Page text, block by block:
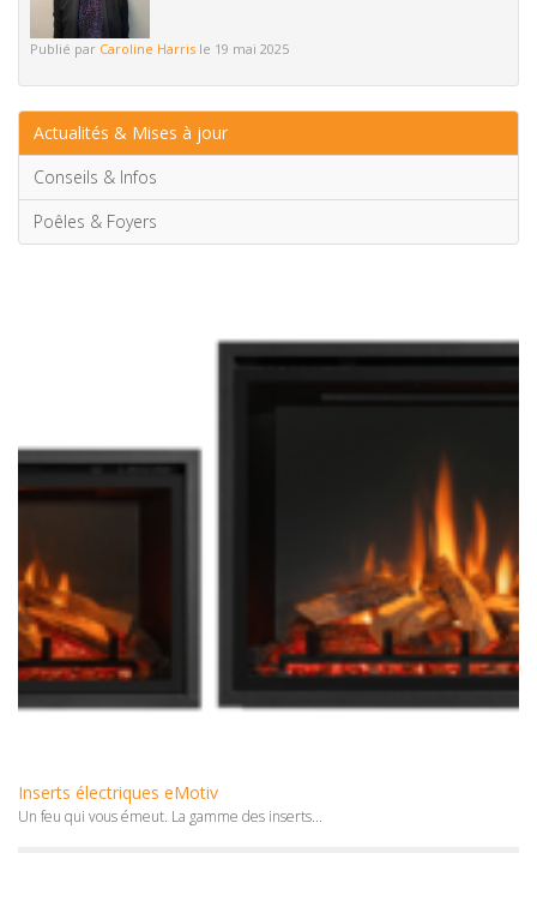
Publié par Caroline Harris le 19 mai 2025
Actualités & Mises à jour
Conseils & Infos
Poêles & Foyers
Inserts électriques eMotiv
Un feu qui vous émeut. La gamme des inserts...